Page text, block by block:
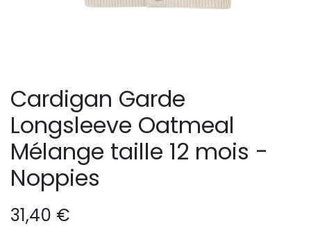
Cardigan Garde
Longsleeve Oatmeal
Mélange taille 12 mois -
Noppies
31,40 €